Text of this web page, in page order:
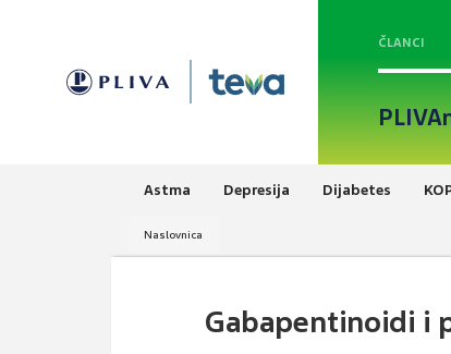
ČLANCI
Astma Depresija Dijabetes
Naslovnica
Gabapentinoidi i